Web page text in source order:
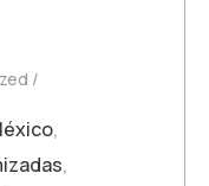
,
,